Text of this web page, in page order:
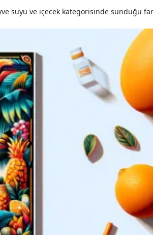
suyu ve içecek kategorisinde sunduğu